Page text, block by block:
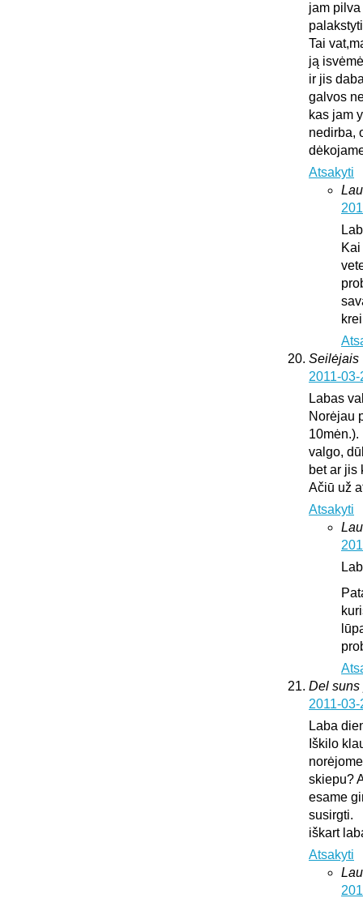
jam
Tai
ją
ir jis
galvos
kas jam
nedirba,
Atsakyti
Seilėjais
2011-
Labas
Norėjau
valgo,
bet ar jis
Ačiū už
Atsakyti
Del suns
2011-
Laba
Iškilo
skiepu?
esame
susirgti.
iškart
Atsakyti